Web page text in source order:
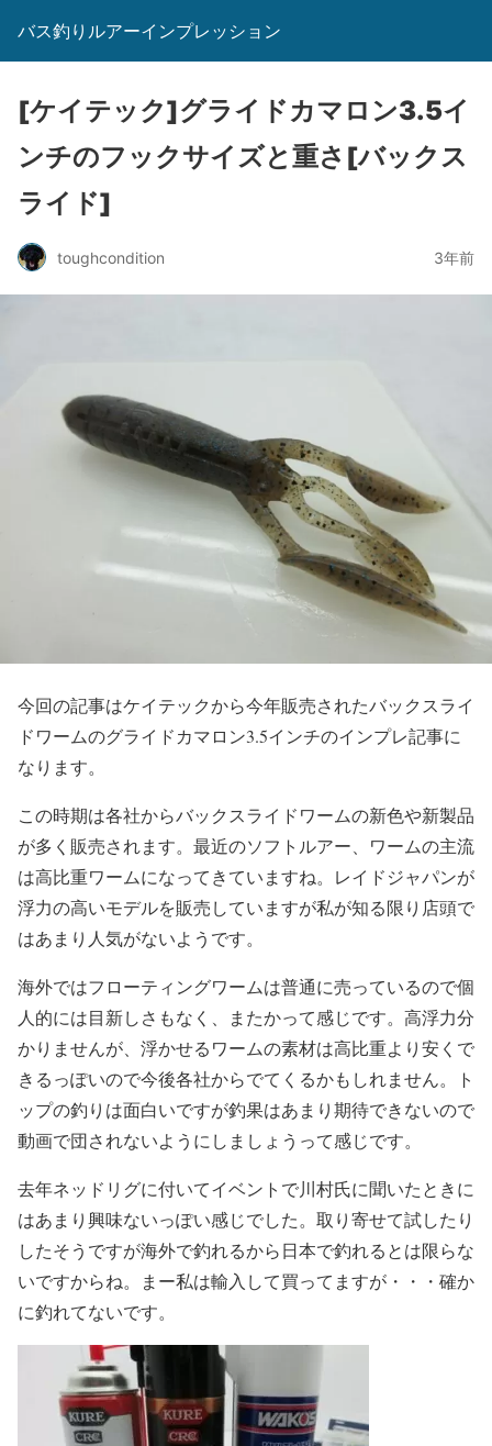
バス釣りルアーインプレッション
[ケイテック]グライドカマロン3.5イ
ンチのフックサイズと重さ[バックス
ライド]
toughcondition 3年前
今回の記事はケイテックから今年販売されたバックスライ
ドワームのグライドカマロン3.5インチのインプレ記事に
なります。
この時期は各社からバックスライドワームの新色や新製品
が多く販売されます。最近のソフトルアー、ワームの主流
は高比重ワームになってきていますね。レイドジャパンが
浮力の高いモデルを販売していますが私が知る限り店頭で
はあまり人気がないようです。
海外ではフローティングワームは普通に売っているので個
人的には目新しさもなく、またかって感じです。高浮力分
かりませんが、浮かせるワームの素材は高比重より安くで
きるっぽいので今後各社からでてくるかもしれません。ト
ップの釣りは面白いですが釣果はあまり期待できないので
動画で団されないようにしましょうって感じです。
去年ネッドリグに付いてイベントで川村氏に聞いたときに
はあまり興味ないっぽい感じでした。取り寄せて試したり
したそうですが海外で釣れるから日本で釣れるとは限らな
いですからね。まー私は輸入して買ってますが・・・確か
に釣れてないです。